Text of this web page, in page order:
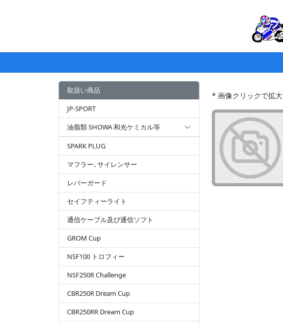
取扱い商品
JP-SPORT
油脂類 SHOWA 和光ケミカル等
SPARK PLUG
マフラー､サイレンサー
レバーガード
セイフティーライト
通信ケーブル及び通信ソフト
GROM Cup
NSF100 トロフィー
NSF250R Challenge
CBR250R Dream Cup
CBR250RR Dream Cup
* 画像クリックで拡大